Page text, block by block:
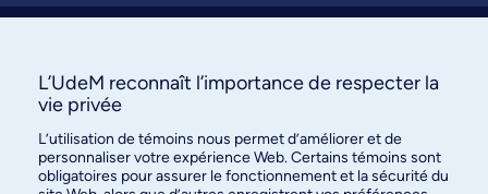
À propos / Nous joindre
L’UdeM reconnaît l’importance de respecter la
vie privée
L’utilisation de témoins nous permet d’améliorer et de
personnaliser votre expérience Web. Certains témoins sont
obligatoires pour assurer le fonctionnement et la sécurité du